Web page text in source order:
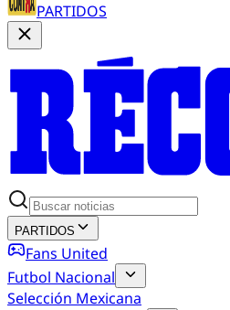
PARTIDOS
PARTIDOS
Fans United
Futbol Nacional
Selección Mexicana